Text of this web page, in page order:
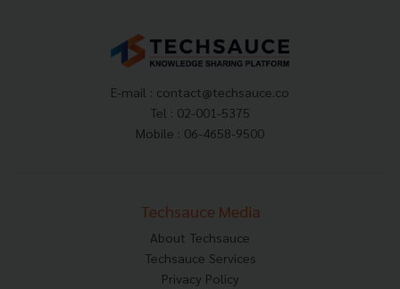
E-mail : contact@techsauce.co
Tel : 02-001-5375
Mobile : 06-4658-9500
Techsauce Media
About Techsauce
Techsauce Services
Privacy Policy